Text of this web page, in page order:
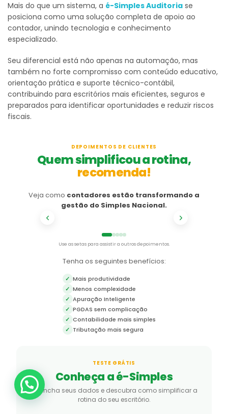
Mais do que um sistema, a é-Simples Auditoria se
posiciona como uma solução completa de apoio ao
contador, unindo tecnologia e conhecimento
especializado.
Seu diferencial está não apenas na automação, mas
também no forte compromisso com conteúdo educativo,
orientação prática e suporte técnico-contábil,
contribuindo para escritórios mais eficientes, seguros e
preparados para identificar oportunidades e reduzir riscos
fiscais.
DEPOIMENTOS DE CLIENTES
Quem simplificou a rotina,
recomenda!
Veja como contadores estão transformando a
gestão do Simples Nacional.
Use as setas para assistir a outros depoimentos.
Tenha os seguintes benefícios:
✓ Mais produtividade
✓ Menos complexidade
✓ Apuração Inteligente
✓ PGDAS sem complicação
✓ Contabilidade mais simples
✓ Tributação mais segura
TESTE GRÁTIS
Conheça a é-Simples
Preencha seus dados e descubra como simplificar a
rotina do seu escritório.